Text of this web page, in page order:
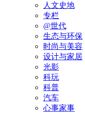
人文史地
专栏
@世代
生态与环保
时尚与美容
设计与家居
光影
科玩
科普
汽车
心事家事